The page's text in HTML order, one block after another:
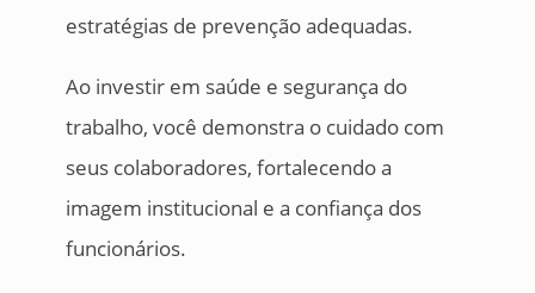
estratégias de prevenção adequadas.
Ao investir em saúde e segurança do
trabalho, você demonstra o cuidado com
seus colaboradores, fortalecendo a
imagem institucional e a confiança dos
funcionários.